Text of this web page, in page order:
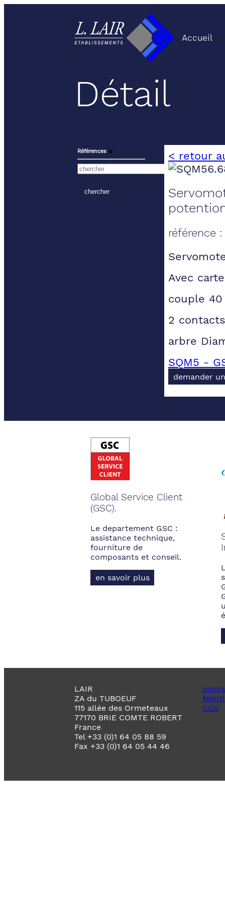
Accueil
Détail
Références ⬙ < retour
référence :
Avec
couple
2
arbre
SQM5 -
demander
Global Service Client
(GSC).
Le departement GSC :
assistance technique,
fourniture de
composants et conseil.
en savoir plus
LAIR
ZA du TUBOEUF
115 allée des Ormeteaux
77170 BRIE COMTE ROBERT
France
Tel +33 (0)1 64 05 88 59
Fax +33 (0)1 64 05 44 46
CGV